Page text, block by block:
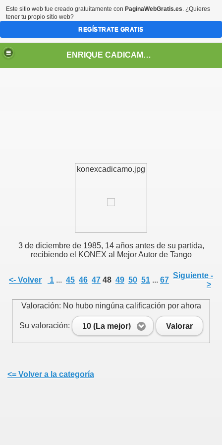
ENRIQUE CADICAMO: VIDA Y OBRA
konexcadicamo.jpg
3 de diciembre de 1985, 14 años antes de su partida,
recibiendo el KONEX al Mejor Autor de Tango
<- Volver 1 ... 45 46 47 48 49 50 51 ... 67
Siguiente -
>
Valoración: No hubo ningúna calificación por ahora
Su valoración: 10 (La mejor) Valorar
<= Volver a la categoría
Este sitio web fue creado gratuitamente con PaginaWebGratis.es. ¿Quieres
tener tu propio sitio web?
REGÍSTRATE GRATIS